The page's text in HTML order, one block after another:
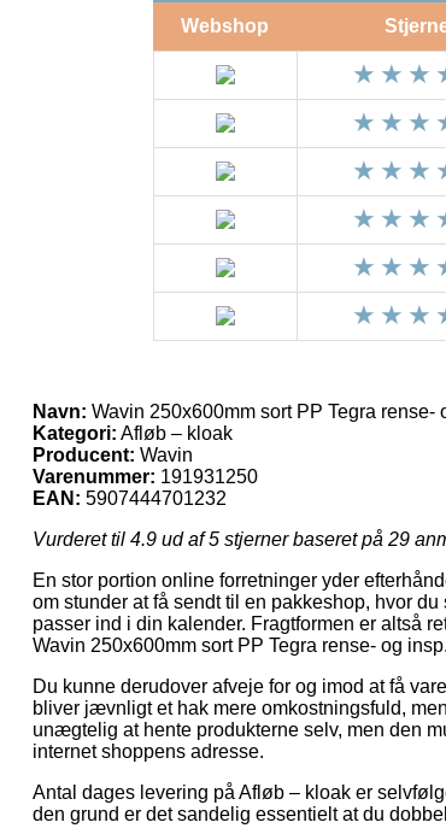
Webshop
Navn: Wavin 250x600mm sort PP Tegra
Kategori: Afløb – kloak
Producent: Wavin
Varenummer: 191931250
EAN: 5907444701232
Vurderet til 4.9 ud af 5 stjerner baseret på 29
En stor portion online forretninger yder
om stunder at få sendt til en pakkeshop, hvor
passer ind i din kalender. Fragtformen er altså
Wavin 250x600mm sort PP Tegra rense- og
Du kunne derudover afveje for og imod at få
bliver jævnligt et hak mere omkostningsfuld,
unægtelig at hente produkterne selv, men den
internet shoppens adresse.
Antal dages levering på Afløb – kloak er
den grund er det sandelig essentielt at du